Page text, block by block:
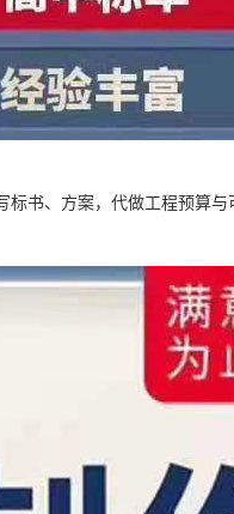
书、方案，代做工程预算